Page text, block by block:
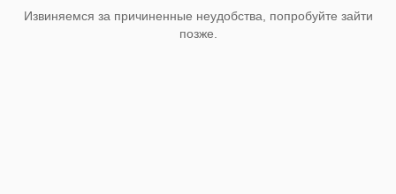
Извиняемся за причиненные неудобства, попробуйте зайти
позже.